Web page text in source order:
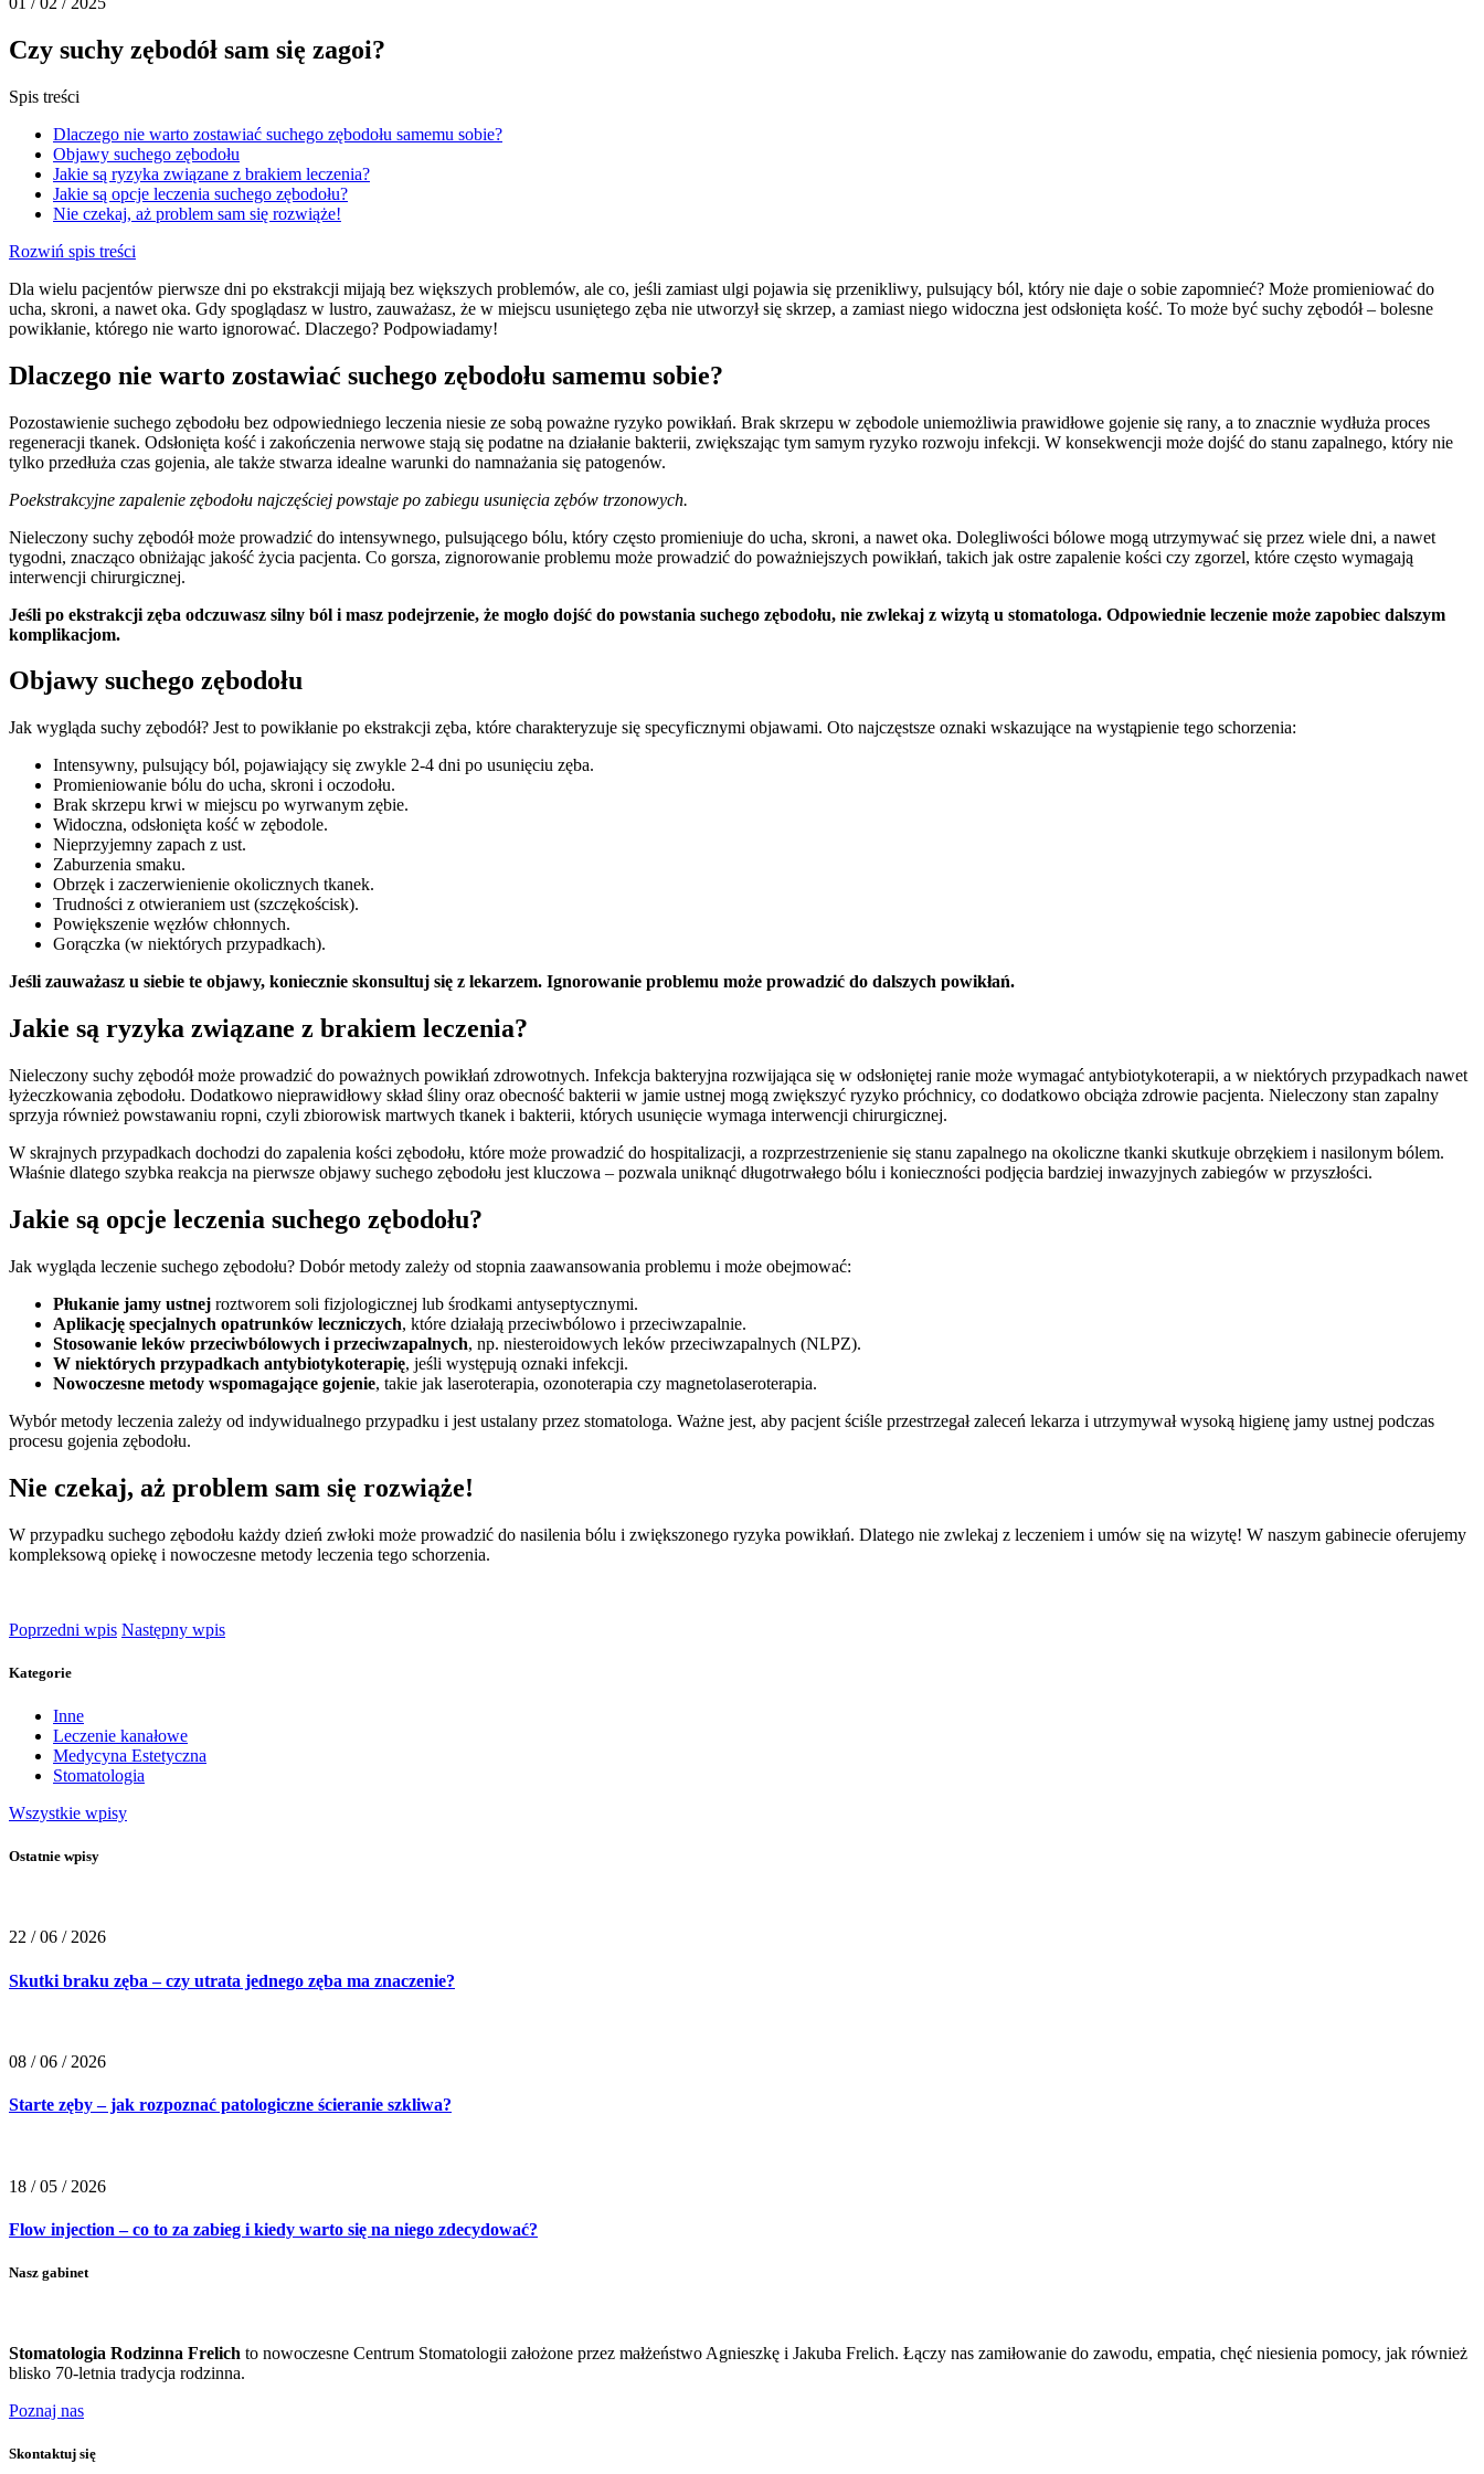
Czy suchy zębodół sam się zagoi?
Spis treści
Dlaczego nie warto zostawiać suchego zębodołu samemu sobie?
Objawy suchego zębodołu
Jakie są ryzyka związane z brakiem leczenia?
Jakie są opcje leczenia suchego zębodołu?
Nie czekaj, aż problem sam się rozwiąże!
Rozwiń spis treści
Dla wielu pacjentów pierwsze dni po ekstrakcji mijają bez większych problemów, ale co, jeśli zamiast ulgi pojawia się przenikliwy, pulsujący ból, który nie daje o sobie zapomnieć? Może promieniować do
ucha, skroni, a nawet oka. Gdy spoglądasz w lustro, zauważasz, że w miejscu usuniętego zęba nie utworzył się skrzep, a zamiast niego widoczna jest odsłonięta kość. To może być suchy zębodół – bolesne
powikłanie, którego nie warto ignorować. Dlaczego? Podpowiadamy!
Dlaczego nie warto zostawiać suchego zębodołu samemu sobie?
Pozostawienie suchego zębodołu bez odpowiedniego leczenia niesie ze sobą poważne ryzyko powikłań. Brak skrzepu w zębodole uniemożliwia prawidłowe gojenie się rany, a to znacznie wydłuża proces
regeneracji tkanek. Odsłonięta kość i zakończenia nerwowe stają się podatne na działanie bakterii, zwiększając tym samym ryzyko rozwoju infekcji. W konsekwencji może dojść do stanu zapalnego, który nie
tylko przedłuża czas gojenia, ale także stwarza idealne warunki do namnażania się patogenów.
Poekstrakcyjne zapalenie zębodołu najczęściej powstaje po zabiegu usunięcia zębów trzonowych.
Nieleczony suchy zębodół może prowadzić do intensywnego, pulsującego bólu, który często promieniuje do ucha, skroni, a nawet oka. Dolegliwości bólowe mogą utrzymywać się przez wiele dni, a nawet
tygodni, znacząco obniżając jakość życia pacjenta. Co gorsza, zignorowanie problemu może prowadzić do poważniejszych powikłań, takich jak ostre zapalenie kości czy zgorzel, które często wymagają
interwencji chirurgicznej.
Jeśli po ekstrakcji zęba odczuwasz silny ból i masz podejrzenie, że mogło dojść do powstania suchego zębodołu, nie zwlekaj z wizytą u stomatologa. Odpowiednie leczenie może zapobiec dalszym
komplikacjom.
Objawy suchego zębodołu
Jak wygląda suchy zębodół? Jest to powikłanie po ekstrakcji zęba, które charakteryzuje się specyficznymi objawami. Oto najczęstsze oznaki wskazujące na wystąpienie tego schorzenia:
Intensywny, pulsujący ból, pojawiający się zwykle 2-4 dni po usunięciu zęba.
Promieniowanie bólu do ucha, skroni i oczodołu.
Brak skrzepu krwi w miejscu po wyrwanym zębie.
Widoczna, odsłonięta kość w zębodole.
Nieprzyjemny zapach z ust.
Zaburzenia smaku.
Obrzęk i zaczerwienienie okolicznych tkanek.
Trudności z otwieraniem ust (szczękościsk).
Powiększenie węzłów chłonnych.
Gorączka (w niektórych przypadkach).
Jeśli zauważasz u siebie te objawy, koniecznie skonsultuj się z lekarzem. Ignorowanie problemu może prowadzić do dalszych powikłań.
Jakie są ryzyka związane z brakiem leczenia?
Nieleczony suchy zębodół może prowadzić do poważnych powikłań zdrowotnych. Infekcja bakteryjna rozwijająca się w odsłoniętej ranie może wymagać antybiotykoterapii, a w niektórych przypadkach nawet
łyżeczkowania zębodołu. Dodatkowo nieprawidłowy skład śliny oraz obecność bakterii w jamie ustnej mogą zwiększyć ryzyko próchnicy, co dodatkowo obciąża zdrowie pacjenta. Nieleczony stan zapalny
sprzyja również powstawaniu ropni, czyli zbiorowisk martwych tkanek i bakterii, których usunięcie wymaga interwencji chirurgicznej.
W skrajnych przypadkach dochodzi do zapalenia kości zębodołu, które może prowadzić do hospitalizacji, a rozprzestrzenienie się stanu zapalnego na okoliczne tkanki skutkuje obrzękiem i nasilonym bólem.
Właśnie dlatego szybka reakcja na pierwsze objawy suchego zębodołu jest kluczowa – pozwala uniknąć długotrwałego bólu i konieczności podjęcia bardziej inwazyjnych zabiegów w przyszłości.
Jakie są opcje leczenia suchego zębodołu?
Jak wygląda leczenie suchego zębodołu? Dobór metody zależy od stopnia zaawansowania problemu i może obejmować:
Płukanie jamy ustnej roztworem soli fizjologicznej lub środkami antyseptycznymi.
Aplikację specjalnych opatrunków leczniczych, które działają przeciwbólowo i przeciwzapalnie.
Stosowanie leków przeciwbólowych i przeciwzapalnych, np. niesteroidowych leków przeciwzapalnych (NLPZ).
W niektórych przypadkach antybiotykoterapię, jeśli występują oznaki infekcji.
Nowoczesne metody wspomagające gojenie, takie jak laseroterapia, ozonoterapia czy magnetolaseroterapia.
Wybór metody leczenia zależy od indywidualnego przypadku i jest ustalany przez stomatologa. Ważne jest, aby pacjent ściśle przestrzegał zaleceń lekarza i utrzymywał wysoką higienę jamy ustnej podczas
procesu gojenia zębodołu.
Nie czekaj, aż problem sam się rozwiąże!
W przypadku suchego zębodołu każdy dzień zwłoki może prowadzić do nasilenia bólu i zwiększonego ryzyka powikłań. Dlatego nie zwlekaj z leczeniem i umów się na wizytę! W naszym gabinecie oferujemy
kompleksową opiekę i nowoczesne metody leczenia tego schorzenia.
Poprzedni wpis Następny wpis
Kategorie
Inne
Leczenie kanałowe
Medycyna Estetyczna
Stomatologia
Wszystkie wpisy
Ostatnie wpisy
22 / 06 / 2026
Skutki braku zęba – czy utrata jednego zęba ma znaczenie?
08 / 06 / 2026
Starte zęby – jak rozpoznać patologiczne ścieranie szkliwa?
18 / 05 / 2026
Flow injection – co to za zabieg i kiedy warto się na niego zdecydować?
Nasz gabinet
Stomatologia Rodzinna Frelich to nowoczesne Centrum Stomatologii założone przez małżeństwo Agnieszkę i Jakuba Frelich. Łączy nas zamiłowanie do zawodu, empatia, chęć niesienia pomocy, jak również
blisko 70-letnia tradycja rodzinna.
Poznaj nas
Skontaktuj się